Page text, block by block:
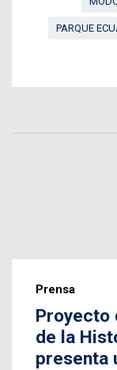
PARQUE
Prensa
Proyecto
de la
presenta